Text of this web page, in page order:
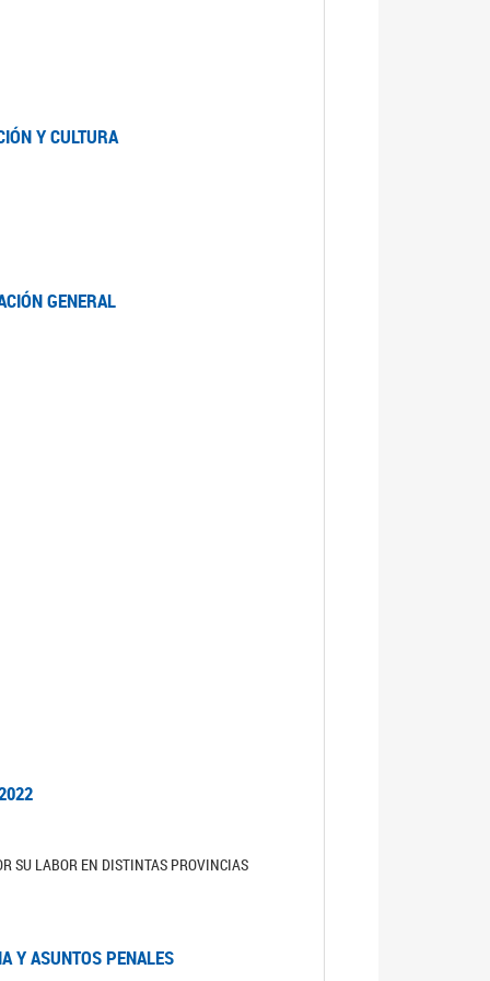
Y CULTURA
GENERAL
SU LABOR EN DISTINTAS PROVINCIAS
Y ASUNTOS PENALES